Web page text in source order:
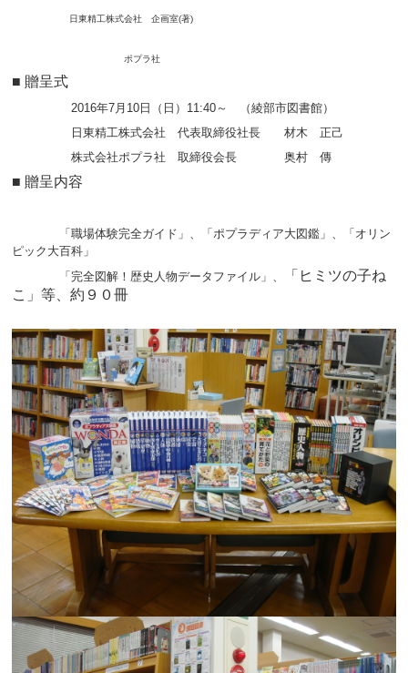
日東精工株式会社 企画室(著)
ポプラ社
■ 贈呈式
2016年7月10日（日）11:40～ （綾部市図書館）
日東精工株式会社 代表取締役社長 材木 正己
株式会社ポプラ社 取締役会長 奥村 傳
■ 贈呈内容
「職場体験完全ガイド」、「ポプラディア大図鑑」、「オリン
ピック大百科」
「完全図解！歴史人物データファイル」、
「ヒミツの子ね
こ」等、約９０冊